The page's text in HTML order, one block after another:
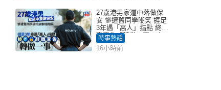
27歲港男家道中落做保
安 慘遭舊同學嘲笑 捱足
3年遇「高人」指點 終辭
職宣告「轉做一事」｜
Juicy叮
時事熱話
16小時前